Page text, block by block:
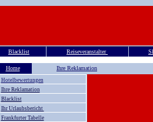
Blacklist Reiseveranstalter
Home Ihre Reklamation
Hotelbewertungen
Ihre Reklamation
Blacklist
Ihr Urlaubsbericht
Frankfurter Tabelle